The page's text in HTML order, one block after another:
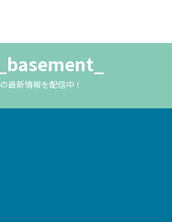
最新情報を配信中！